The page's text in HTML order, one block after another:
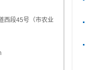
西段45号（市农业